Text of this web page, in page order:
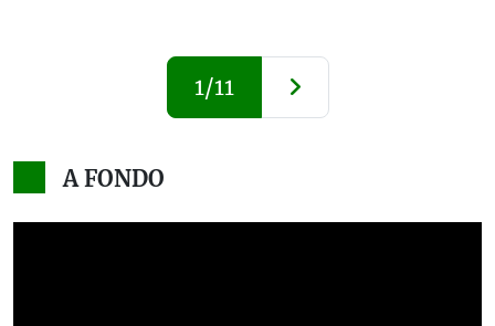
1/11
A FONDO